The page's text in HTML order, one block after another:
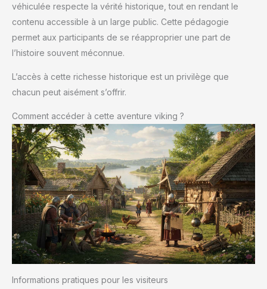
véhiculée respecte la vérité historique, tout en rendant le
contenu accessible à un large public. Cette pédagogie
permet aux participants de se réapproprier une part de
l’histoire souvent méconnue.
L’accès à cette richesse historique est un privilège que
chacun peut aisément s’offrir.
Comment accéder à cette aventure viking ?
Informations pratiques pour les visiteurs